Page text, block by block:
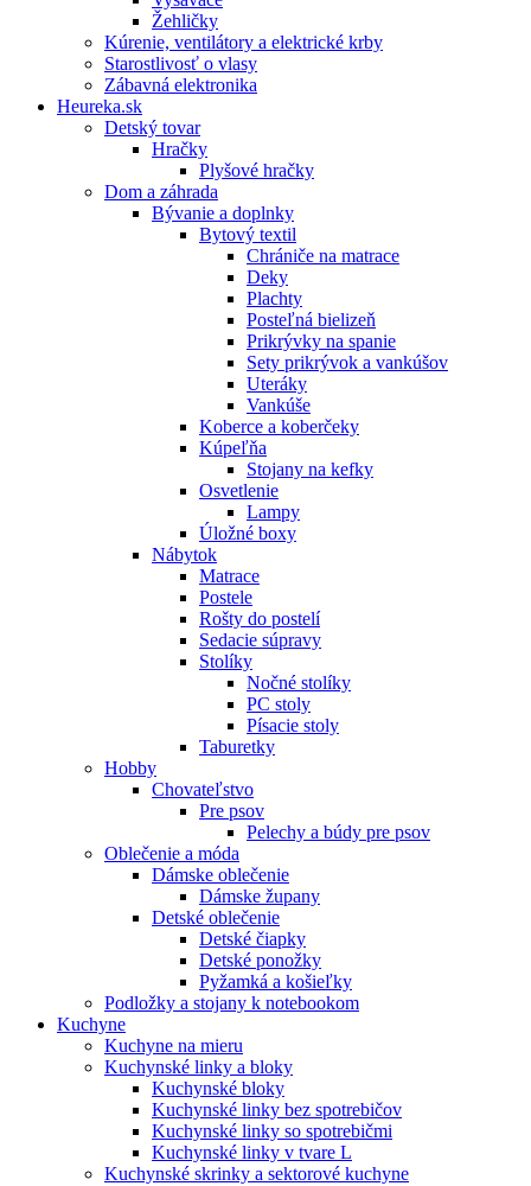
Žehličky
Kúrenie, ventilátory a elektrické krby
Starostlivosť o vlasy
Zábavná elektronika
Heureka.sk
Detský tovar
Hračky
Plyšové hračky
Dom a záhrada
Bývanie a doplnky
Bytový textil
Chrániče na matrace
Deky
Plachty
Posteľná bielizeň
Prikrývky na spanie
Sety prikrývok a vankúšov
Uteráky
Vankúše
Koberce a koberčeky
Kúpeľňa
Stojany na kefky
Osvetlenie
Lampy
Úložné boxy
Nábytok
Matrace
Postele
Rošty do postelí
Sedacie súpravy
Stolíky
Nočné stolíky
PC stoly
Písacie stoly
Taburetky
Hobby
Chovateľstvo
Pre psov
Pelechy a búdy pre psov
Oblečenie a móda
Dámske oblečenie
Dámske župany
Detské oblečenie
Detské čiapky
Detské ponožky
Pyžamká a košieľky
Podložky a stojany k notebookom
Kuchyne
Kuchyne na mieru
Kuchynské linky a bloky
Kuchynské bloky
Kuchynské linky bez spotrebičov
Kuchynské linky so spotrebičmi
Kuchynské linky v tvare L
Kuchynské skrinky a sektorové kuchyne